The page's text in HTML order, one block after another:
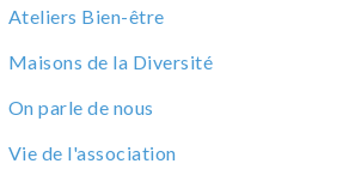
Ateliers Bien-être
Maisons de la Diversité
On parle de nous
Vie de l'association